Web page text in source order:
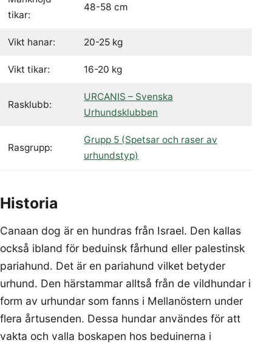
tikar:
48-58 cm
Vikt hanar: 20-25 kg
Vikt tikar: 16-20 kg
Rasklubb:
URCANIS – Svenska
Urhundsklubben
Rasgrupp:
Grupp 5 (Spetsar och raser av
urhundstyp)
Historia
Canaan dog är en hundras från Israel. Den kallas
också ibland för beduinsk fårhund eller palestinsk
pariahund. Det är en pariahund vilket betyder
urhund. Den härstammar alltså från de vildhundar i
form av urhundar som fanns i Mellanöstern under
flera årtusenden. Dessa hundar användes för att
vakta och valla boskapen hos beduinerna i